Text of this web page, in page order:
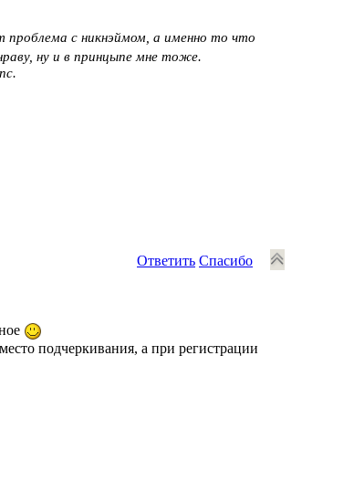
проблема с никнэймом, а именно то что
ну и в принцыпе мне тоже.
Ответить Спасибо
подчеркивания, а при регистрации